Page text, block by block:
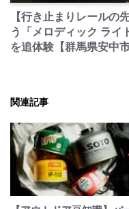
【行き止まりレールの
う「メロディック ライ
を追体験【群馬県安中
関連記事